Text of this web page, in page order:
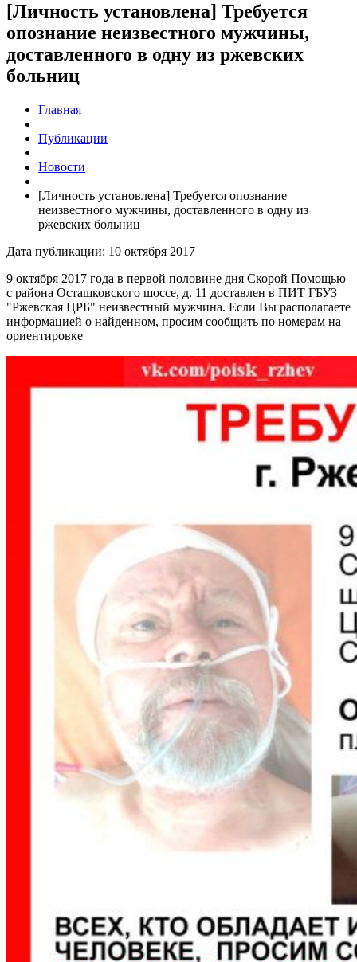
[Личность установлена] Требуется
опознание неизвестного мужчины,
доставленного в одну из ржевских
больниц
Главная
Публикации
Новости
[Личность установлена] Требуется опознание
неизвестного мужчины, доставленного в одну из
ржевских больниц
Дата публикации: 10 октября 2017
9 октября 2017 года в первой половине дня Скорой Помощью
с района Осташковского шоссе, д. 11 доставлен в ПИТ ГБУЗ
"Ржевская ЦРБ" неизвестный мужчина. Если Вы располагаете
информацией о найденном, просим сообщить по номерам на
ориентировке